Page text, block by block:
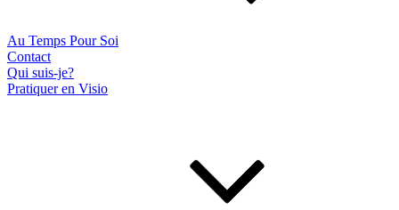
Au Temps Pour Soi
Contact
Qui suis-je?
Pratiquer en Visio